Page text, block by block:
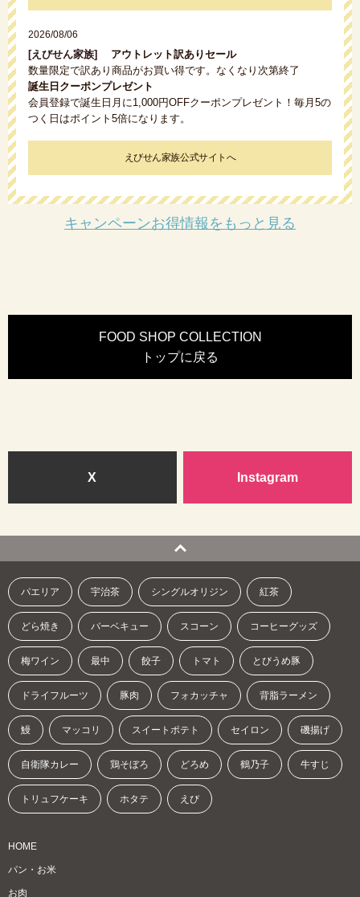
2026/08/06
[えびせん家族]
アウトレット訳ありセール
数量限定で訳あり商品がお買い得です。なくなり次第終了
誕生日クーポンプレゼント
会員登録で誕生日月に1,000円OFFクーポンプレゼント！毎月5の
つく日はポイント5倍になります。
えびせん家族公式サイトへ
キャンペーンお得情報をもっと見る
FOOD SHOP COLLECTION
トップに戻る
X Instagram
パエリア 宇治茶 シングルオリジン 紅茶
どら焼き バーベキュー スコーン コーヒーグッズ
梅ワイン 最中 餃子 トマト とびうめ豚
ドライフルーツ 豚肉 フォカッチャ 背脂ラーメン
鰻 マッコリ スイートポテト セイロン 磯揚げ
自衛隊カレー 鶏そぼろ どろめ 鶴乃子 牛すじ
トリュフケーキ ホタテ えび
HOME
パン・お米
お肉